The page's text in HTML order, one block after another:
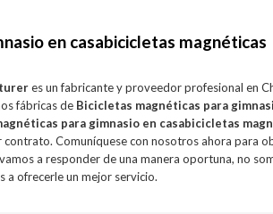
en casabicicletas magnéticas
es un fabricante y proveedor profesional en
fábricas de Bicicletas magnéticas para
para gimnasio en casabicicletas
Comuníquese con nosotros ahora para
a responder de una manera oportuna, no
a ofrecerle un mejor servicio.